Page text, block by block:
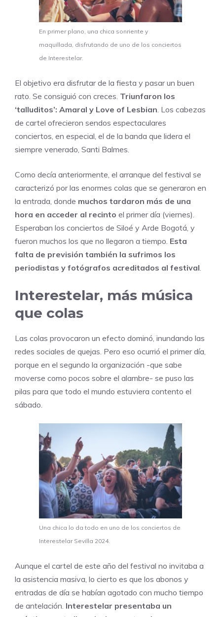
En primer plano, una chica sonriente y
maquillada, disfrutando de uno de los conciertos
de Interestelar.
El objetivo era disfrutar de la fiesta y pasar un buen
rato. Se consiguió con creces. Triunfaron los
‘talluditos’: Amaral y Love of Lesbian . Los cabezas
de cartel ofrecieron sendos espectaculares
conciertos, en especial, el de la banda que lidera el
siempre venerado, Santi Balmes.
Como decía anteriormente, el arranque del festival se
caracterizó por las enormes colas que se generaron en
la entrada, donde muchos tardaron más de una
hora en acceder al recinto el primer día (viernes).
Esperaban los conciertos de Siloé y Arde Bogotá, y
fueron muchos los que no llegaron a tiempo. Esta
falta de previsión también la sufrimos los
periodistas y fotógrafos acreditados al festival
Interestelar, más música
que colas
Las colas provocaron un efecto dominó, inundando las
redes sociales de quejas. Pero eso ocurrió el primer día,
porque en el segundo la organización -que sabe
moverse como pocos sobre el alambre- se puso las
pilas para que todo el mundo estuviera contento el
sábado.
Una chica lo da todo en uno de los conciertos de
Interestelar Sevilla 2024.
Aunque el cartel de este año del festival no invitaba a
la asistencia masiva, lo cierto es que los abonos y
entradas de día se habían agotado con mucho tiempo
de antelación. Interestelar presentaba un